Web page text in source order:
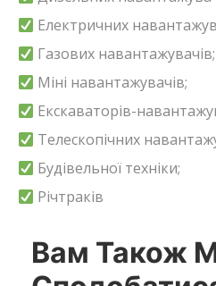
Електричних
Газових навантажувачів;
Міні навантажувачів;
Екскаваторів-
Телескопічних
Будівельної техніки;
Річтраків
Вам Також